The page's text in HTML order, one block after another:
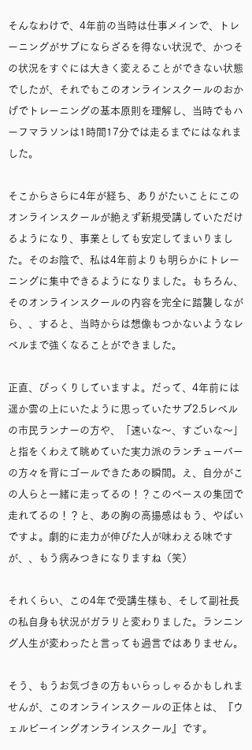
そんなわけで、4年前の当時は仕事メインで、トレ
ーニングがサブにならざるを得ない状況で、かつそ
の状況をすぐには大きく変えることができない状態
でしたが、それでもこのオンラインスクールのおか
げでトレーニングの基本原則を理解し、当時でもハ
ーフマラソンは1時間17分では走るまでにはなれま
した。
そこからさらに4年が経ち、ありがたいことにこの
オンラインスクールが絶えず新規受講していただけ
るようになり、事業としても安定してまいりまし
た。そのお陰で、私は4年前よりも明らかにトレー
ニングに集中できるようになりました。もちろん、
そのオンラインスクールの内容を完全に踏襲しなが
ら、、すると、当時からは想像もつかないようなレ
ベルまで強くなることができました。
正直、びっくりしていますよ。だって、4年前には
遥か雲の上にいたように思っていたサブ2.5レベル
の市民ランナーの方や、「速いな〜、すごいな〜」
と指をくわえて眺めていた実力派のランチューバー
の方々を背にゴールできたあの瞬間。え、自分がこ
の人らと一緒に走ってるの！？このペースの集団で
走れてるの！？と、あの胸の高揚感はもう、やばい
ですよ。劇的に走力が伸びた人が味わえる味です
が、、もう病みつきになりますね（笑）
それくらい、この4年で受講生様も、そして副社長
の私自身も状況がガラリと変わりました。ランニン
グ人生が変わったと言っても過言ではありません。
そう、もうお気づきの方もいらっしゃるかもしれま
せんが、このオンラインスクールの正体とは、『ウ
ェルビーイングオンラインスクール』です。